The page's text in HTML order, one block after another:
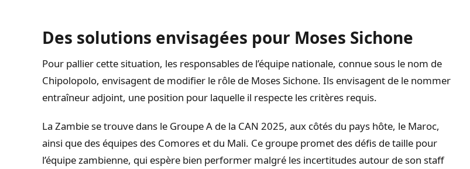
Des solutions envisagées pour Moses Sichone
Pour pallier cette situation, les responsables de l’équipe nationale, connue sous le nom de
Chipolopolo, envisagent de modifier le rôle de Moses Sichone. Ils envisagent de le nommer
entraîneur adjoint, une position pour laquelle il respecte les critères requis.
La Zambie se trouve dans le Groupe A de la CAN 2025, aux côtés du pays hôte, le Maroc,
ainsi que des équipes des Comores et du Mali. Ce groupe promet des défis de taille pour
l’équipe zambienne, qui espère bien performer malgré les incertitudes autour de son staff